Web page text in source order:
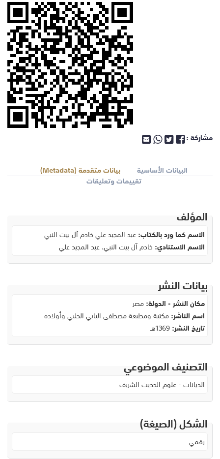
مشاركة :
البيانات الأساسية
بيانات متقدمة (Metadata)
تقييمات وتعليقات
المؤلف
الاسم كما ورد بالكتاب:عبد المجيد علي خادم آل بيت النبي
الاسم الاستنادي: خادم آل بيت النبي، عبد المجيد علي
بيانات النشر
مكان النشر - الدولة:مصر
اسم الناشر:مكتبة ومطبعة مصطفى البابي الحلبي وأولاده
تاريخ النشر:1369هـ
التصنيف الموضوعي
الديانات - علوم الحديث الشريف
الشكل (الصيغة)
رقمي